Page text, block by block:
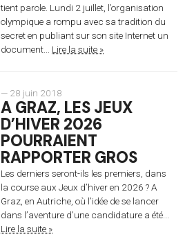
tient parole. Lundi 2 juillet, l’organisation
olympique a rompu avec sa tradition du
secret en publiant sur son site Internet un
document... Lire la suite »
— 28 juin 2018
A GRAZ, LES JEUX
D’HIVER 2026
POURRAIENT
RAPPORTER GROS
Les derniers seront-ils les premiers, dans
la course aux Jeux d’hiver en 2026 ? A
Graz, en Autriche, où l’idée de se lancer
dans l’aventure d’une candidature a été...
Lire la suite »